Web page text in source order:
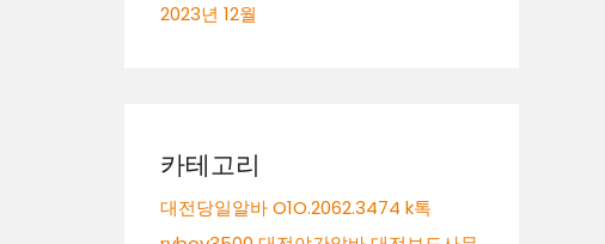
2023년 12월
카테고리
대전당일알바 O1O.2062.3474 k톡